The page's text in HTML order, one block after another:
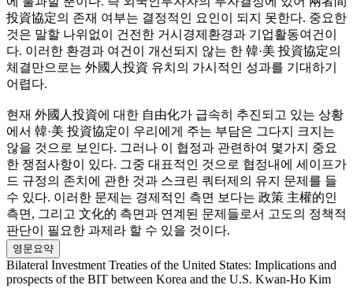
投資協定의 존재 여부는 결정적인 요인이 되지 못한다. 중요한
것은 말할 나위없이 건전한 거시경제환경과 기업활동여건이
다. 이러한 환경과 여건이 개선되지 않는 한 韓·美 投資協定의
체결만으로는 外國人投資 유치의 가시적인 성과를 기대하기
어렵다.
현재 外國人投資에 대한 自由化가 급속히 추진되고 있는 상황
에서 韓·美 投資協定이 우리에게 주는 부담은 그다지 크지는
않을 것으로 보인다. 그러나 이 협정과 관련하여 몇가지 중요
한 쟁점사항이 있다. 그중 대표적인 것으로 협정내에 세이프가
드 규정의 존치에 관한 것과 스크린 쿼터제의 유지 문제를 들
수 있다. 이러한 문제는 경제적인 측면 보다는 政策 主權的인
측면, 그리고 文化的 측면과 연계된 문제들로서 고도의 정책적
판단이 필요한 과제라 할 수 있을 것이다.
영문요약
Bilateral Investment Treaties of the United States: Implications and
prospects of the BIT between Korea and the U.S. Kwan-Ho Kim